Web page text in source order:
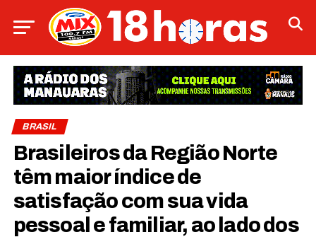
BRASIL
Brasileiros da Região Norte
têm maior índice de
satisfação com sua vida
pessoal e familiar, ao lado dos